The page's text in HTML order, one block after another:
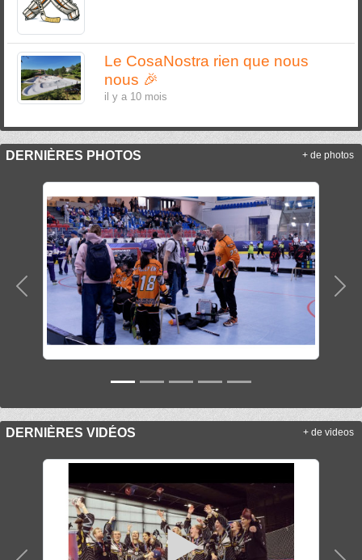
Le CosaNostra rien que nous
nous 🎉
il y a 10 mois
DERNIÈRES PHOTOS
Précedent
+ de photos
DERNIÈRES VIDÉOS + de videos